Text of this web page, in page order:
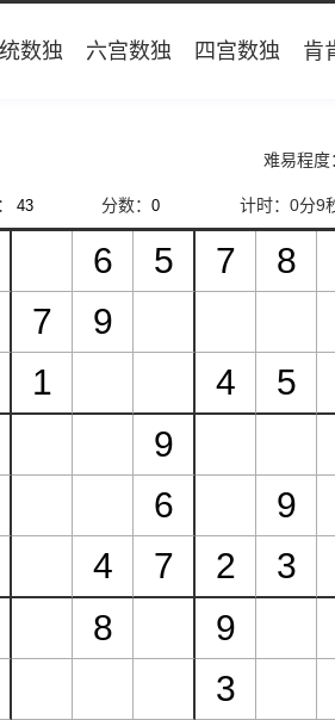
数独 六宫数独 四宫数独 肯
难易程度
分数： 计时： 0分9